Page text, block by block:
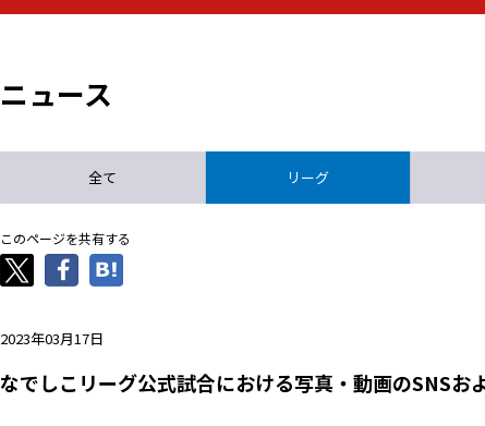
- - -
ニュース
全て リーグ
このページを共有する
2023年03月17日
なでしこリーグ公式試合における写真・動画のSNSお